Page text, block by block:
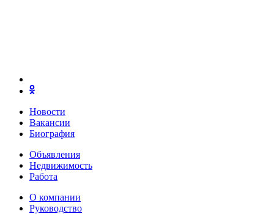
Новости
Вакансии
Биография
Объявления
Недвижимость
Работа
О компании
Руководство